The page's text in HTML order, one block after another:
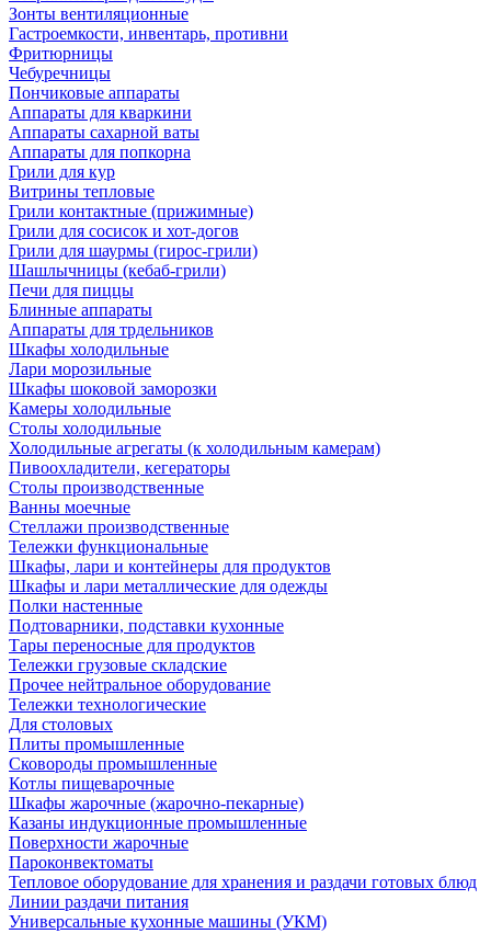
Зонты вентиляционные
Гастроемкости, инвентарь, противни
Фритюрницы
Чебуречницы
Пончиковые аппараты
Аппараты для кваркини
Аппараты сахарной ваты
Аппараты для попкорна
Грили для кур
Витрины тепловые
Грили контактные (прижимные)
Грили для сосисок и хот-догов
Грили для шаурмы (гирос-грили)
Шашлычницы (кебаб-грили)
Печи для пиццы
Блинные аппараты
Аппараты для трдельников
Шкафы холодильные
Лари морозильные
Шкафы шоковой заморозки
Камеры холодильные
Столы холодильные
Холодильные агрегаты (к холодильным камерам)
Пивоохладители, кегераторы
Столы производственные
Ванны моечные
Стеллажи производственные
Тележки функциональные
Шкафы, лари и контейнеры для продуктов
Шкафы и лари металлические для одежды
Полки настенные
Подтоварники, подставки кухонные
Тары переносные для продуктов
Тележки грузовые складские
Прочее нейтральное оборудование
Тележки технологические
Для столовых
Плиты промышленные
Сковороды промышленные
Котлы пищеварочные
Шкафы жарочные (жарочно-пекарные)
Казаны индукционные промышленные
Поверхности жарочные
Пароконвектоматы
Тепловое оборудование для хранения и раздачи готовых блюд
Линии раздачи питания
Универсальные кухонные машины (УКМ)